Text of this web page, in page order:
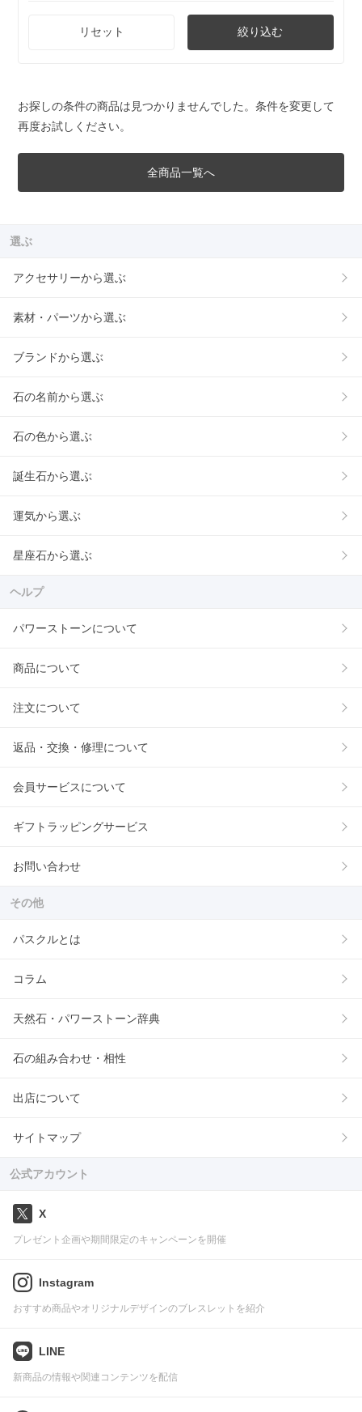
リセット 絞り込む
お探しの条件の商品は見つかりませんでした。条件を変更して
再度お試しください。
全商品一覧へ
選ぶ
アクセサリーから選ぶ
素材・パーツから選ぶ
ブランドから選ぶ
石の名前から選ぶ
石の色から選ぶ
誕生石から選ぶ
運気から選ぶ
星座石から選ぶ
ヘルプ
パワーストーンについて
商品について
注文について
返品・交換・修理について
会員サービスについて
ギフトラッピングサービス
お問い合わせ
その他
パスクルとは
コラム
天然石・パワーストーン辞典
石の組み合わせ・相性
出店について
サイトマップ
公式アカウント
X
プレゼント企画や期間限定のキャンペーンを開催
Instagram
おすすめ商品やオリジナルデザインのブレスレットを紹介
LINE
新商品の情報や関連コンテンツを配信